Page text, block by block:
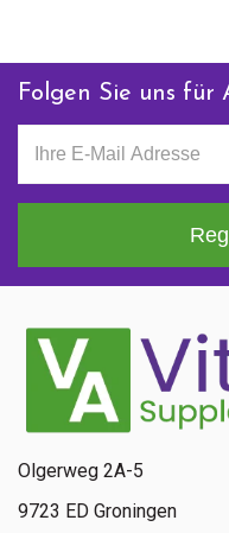
Folgen Sie uns für
Olgerweg 2A-5
9723 ED Groningen